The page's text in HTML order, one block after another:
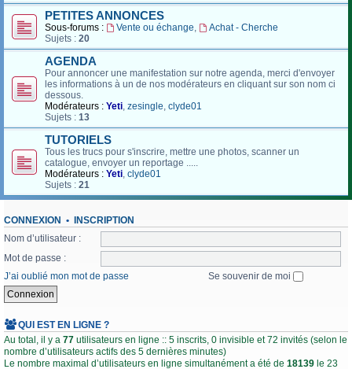
PETITES ANNONCES
Sous-forums : Vente ou échange,
Achat - Cherche
Sujets : 20
AGENDA
Pour annoncer une manifestation sur notre agenda, merci d'envoyer
les informations à un de nos modérateurs en cliquant sur son nom ci
dessous.
Modérateurs : Yeti, zesingle, clyde01
Sujets : 13
TUTORIELS
Tous les trucs pour s'inscrire, mettre une photos, scanner un
catalogue, envoyer un reportage .....
Modérateurs : Yeti, clyde01
Sujets : 21
CONNEXION • INSCRIPTION
Nom d’utilisateur :
Mot de passe :
J’ai oublié mon mot de passe
Se souvenir de moi
QUI EST EN LIGNE ?
Au total, il y a 77 utilisateurs en ligne :: 5 inscrits, 0 invisible et 72 invités (selon le
nombre d’utilisateurs actifs des 5 dernières minutes)
Le nombre maximal d’utilisateurs en ligne simultanément a été de 18139 le 23